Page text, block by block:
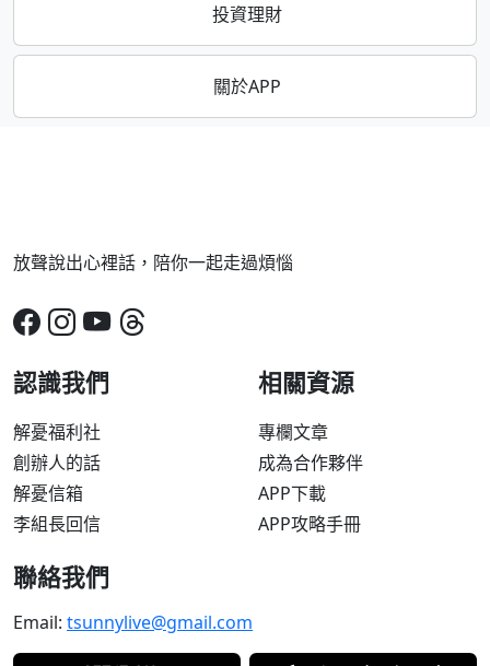
投資理財
關於APP
放聲說出心裡話，陪你一起走過煩惱
認識我們
解憂福利社
創辦人的話
解憂信箱
李組長回信
相關資源
專欄文章
成為合作夥伴
APP下載
APP攻略手冊
聯絡我們
Email: tsunnylive@gmail.com